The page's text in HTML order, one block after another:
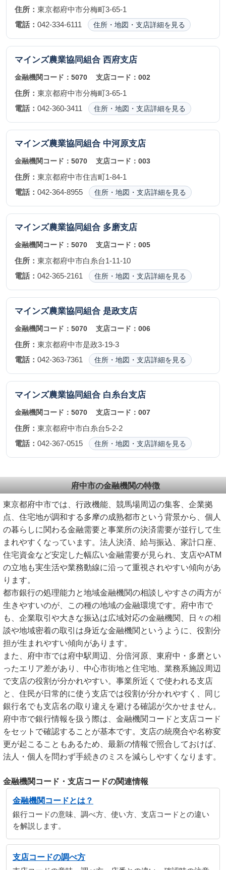
住所： 東京都府中市分梅町3-65-1
電話： 042-334-6111 住所・地図・支店詳細を見る
マインズ農業協同組合 西府支店
金融機関コード： 5070 支店コード：002
住所： 東京都府中市分梅町3-65-1
電話： 042-360-3411 住所・地図・支店詳細を見る
マインズ農業協同組合 中河原支店
金融機関コード： 5070 支店コード：003
住所： 東京都府中市住吉町1-84-1
電話： 042-364-8955 住所・地図・支店詳細を見る
マインズ農業協同組合 多磨支店
金融機関コード： 5070 支店コード：005
住所： 東京都府中市白糸台1-11-10
電話： 042-365-2161 住所・地図・支店詳細を見る
マインズ農業協同組合 是政支店
金融機関コード： 5070 支店コード：006
住所： 東京都府中市是政3-19-3
電話： 042-363-7361 住所・地図・支店詳細を見る
マインズ農業協同組合 白糸台支店
金融機関コード： 5070 支店コード：007
住所： 東京都府中市白糸台5-2-2
電話： 042-367-0515 住所・地図・支店詳細を見る
府中市の金融機関の特徴
東京都府中市では、行政機能、競馬場周辺の集客、企業拠
点、住宅地が調和する多摩の成熟都市という背景から、個人
の暮らしに関わる金融需要と事業所の決済需要が並行して生
まれやすくなっています。法人決済、給与振込、家計口座、
住宅資金など安定した幅広い金融需要が見られ、支店やATM
の立地も実生活や業務動線に沿って重視されやすい傾向があ
ります。
都市銀行の処理能力と地域金融機関の相談しやすさの両方が
生きやすいのが、この種の地域の金融環境です。府中市で
も、企業取引や大きな振込は広域対応の金融機関、日々の相
談や地域密着の取引は身近な金融機関というように、役割分
担が生まれやすい傾向があります。
また、府中市では府中駅周辺、分倍河原、東府中・多磨とい
ったエリア差があり、中心市街地と住宅地、業務系施設周辺
で支店の役割が分かれやすい。事業所近くで使われる支店
と、住民が日常的に使う支店では役割が分かれやすく、同じ
銀行名でも支店名の取り違えを避ける確認が欠かせません。
府中市で銀行情報を扱う際は、金融機関コードと支店コード
をセットで確認することが基本です。支店の統廃合や名称変
更が起こることもあるため、最新の情報で照合しておけば、
法人・個人を問わず手続きのミスを減らしやすくなります。
金融機関コード・支店コードの関連情報
金融機関コードとは？
銀行コードの意味、調べ方、使い方、支店コードとの違い
を解説します。
支店コードの調べ方